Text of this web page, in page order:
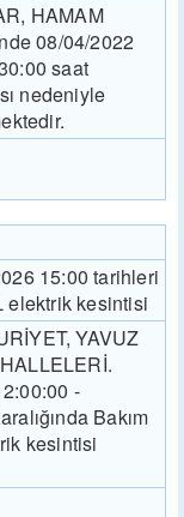
HAMAM
08/04/2022
saat
nedeniyle
15:00 tarihleri
elektrik kesintisi
YAVUZ
-
Bakım
kesintisi